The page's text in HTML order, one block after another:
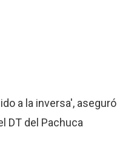
a la inversa', aseguró
DT del Pachuca